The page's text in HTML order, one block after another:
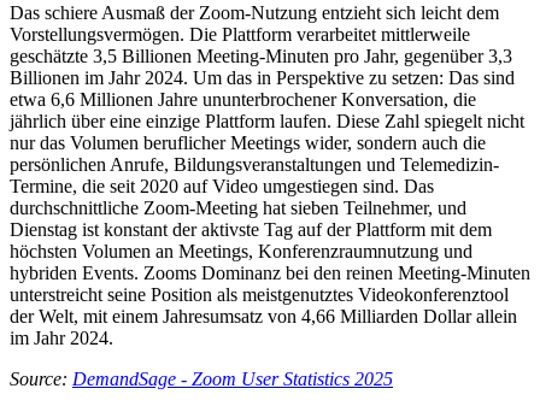
Das schiere Ausmaß der Zoom-Nutzung entzieht sich leicht dem
Vorstellungsvermögen. Die Plattform verarbeitet mittlerweile
geschätzte 3,5 Billionen Meeting-Minuten pro Jahr, gegenüber 3,3
Billionen im Jahr 2024. Um das in Perspektive zu setzen: Das sind
etwa 6,6 Millionen Jahre ununterbrochener Konversation, die
jährlich über eine einzige Plattform laufen. Diese Zahl spiegelt nicht
nur das Volumen beruflicher Meetings wider, sondern auch die
persönlichen Anrufe, Bildungsveranstaltungen und Telemedizin-
Termine, die seit 2020 auf Video umgestiegen sind. Das
durchschnittliche Zoom-Meeting hat sieben Teilnehmer, und
Dienstag ist konstant der aktivste Tag auf der Plattform mit dem
höchsten Volumen an Meetings, Konferenzraumnutzung und
hybriden Events. Zooms Dominanz bei den reinen Meeting-Minuten
unterstreicht seine Position als meistgenutztes Videokonferenztool
der Welt, mit einem Jahresumsatz von 4,66 Milliarden Dollar allein
im Jahr 2024.
Source: DemandSage - Zoom User Statistics 2025